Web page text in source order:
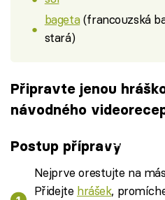
bageta(francouzská
stará)
Připravte jenou
návodného
Failed
Postup přípravy
Nejprve orestujte na
Přidejte hrášek,